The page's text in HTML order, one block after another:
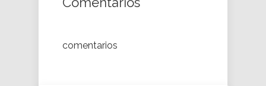
comentarios